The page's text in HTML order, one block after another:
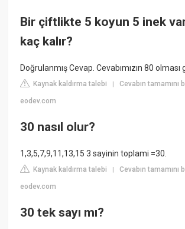
Bir çiftlikte 5 koyun 5 inek
kaç kalır?
Doğrulanmış Cevap. Cevabımızın 80 olması
Kaynak kaldırma talebi |Cevabın tamamını
eodev.com
30 nasıl olur?
1,3,5,7,9,11,13,15 3 sayinin toplami =30.
Kaynak kaldırma talebi |Cevabın tamamını
eodev.com
30 tek sayı mı?